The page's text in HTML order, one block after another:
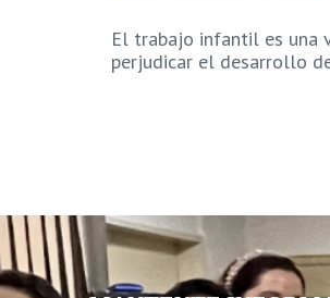
El trabajo infantil es una
perjudicar el desarrollo